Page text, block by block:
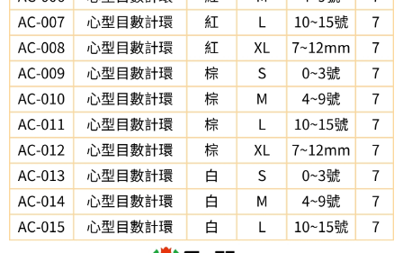
【注意事項】
１．透過由恩沛科技股份有限公司提供之「AFTEE先享後付」服務完成之交
易，需依本服務之必要範圍內提供個人資料，並將交易相關給付款項請求債
權轉讓予恩沛科技股份有限公司。
２．關於個人資料處理事宜，請瀏覽以下網址：
https://aftee.tw/terms/#terms3
３．未成年的使用者請事先徵得法定代理人或監護人之同意方可使用
「AFTEE先享後付」，若未經同意申辦者引起之損失，本公司不負相關責
任。
４．使用「AFTEE先享後付」時，將依據個別帳號之用戶狀況，依本公司即
時審查核予不同之上限額度；若仍有額度不足之情形，本公司將視審查結果
請求用戶進行身份認證。
５．嚴禁一人註冊多個帳號或使用他人資訊註冊。若發現惡意使用之情形，
恩沛科技股份有限公司將有權停止該用戶之使用額度並採取法律行動。